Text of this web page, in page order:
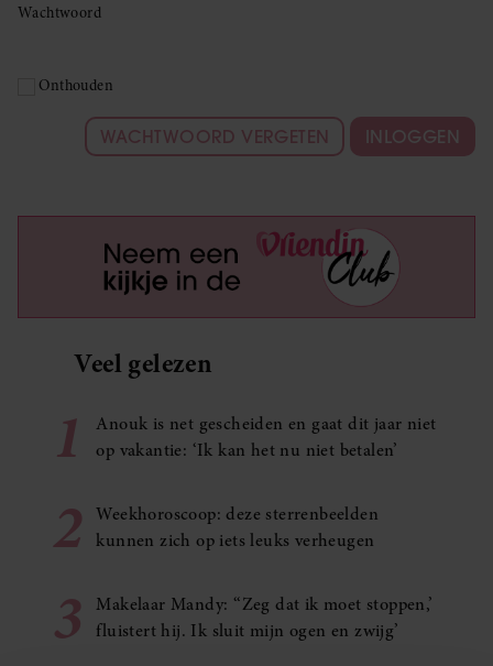
Wachtwoord
Onthouden
WACHTWOORD VERGETEN INLOGGEN
Veel gelezen
1
Anouk is net gescheiden en gaat dit jaar niet
op vakantie: ‘Ik kan het nu niet betalen’
2
Weekhoroscoop: deze sterrenbeelden
kunnen zich op iets leuks verheugen
3
Makelaar Mandy: ‘‘Zeg dat ik moet stoppen,’
fluistert hij. Ik sluit mijn ogen en zwijg’